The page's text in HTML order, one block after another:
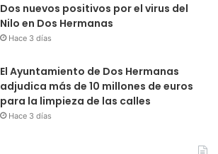
Dos nuevos positivos por el virus del
Nilo en Dos Hermanas
Hace 3 días
El Ayuntamiento de Dos Hermanas
adjudica más de 10 millones de euros
para la limpieza de las calles
Hace 3 días